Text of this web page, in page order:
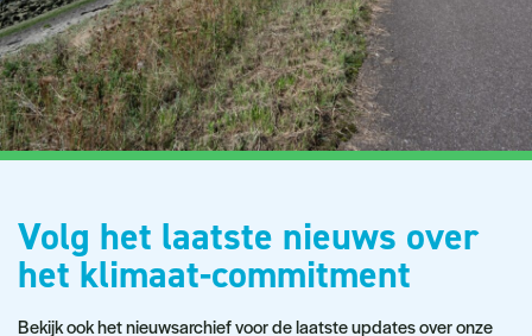
Volg het laatste nieuws over
het klimaat-commitment
Bekijk ook het nieuwsarchief voor de laatste updates over onze